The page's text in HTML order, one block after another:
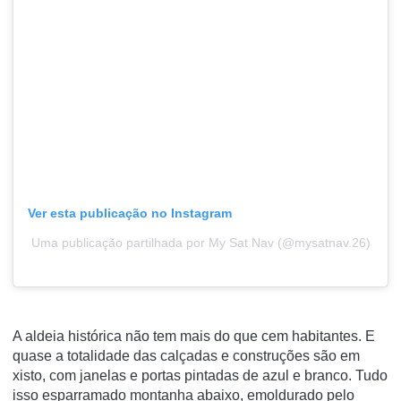
Ver esta publicação no Instagram
Uma publicação partilhada por My Sat Nav (@mysatnav.26)
A aldeia histórica não tem mais do que cem habitantes. E
quase a totalidade das calçadas e construções são em
xisto, com janelas e portas pintadas de azul e branco. Tudo
isso esparramado montanha abaixo, emoldurado pelo